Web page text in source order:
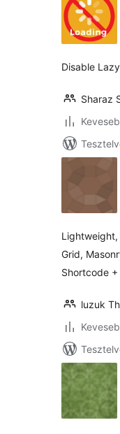
Disable
Sharaz
Grid,
Shortcode
luzuk